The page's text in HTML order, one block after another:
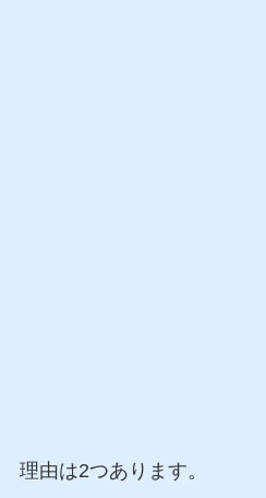
理由は2つあります。